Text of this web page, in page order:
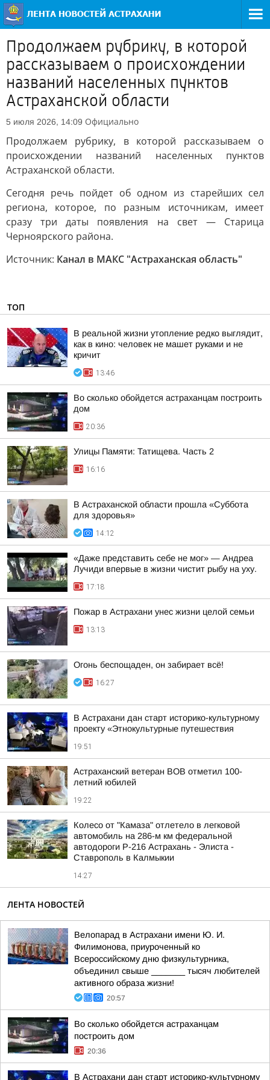
Продолжаем рубрику, в которой
рассказываем о происхождении
названий населенных пунктов
Астраханской области
5 июля 2026, 14:09 Официально
Продолжаем рубрику, в которой рассказываем о
происхождении названий населенных пунктов
Астраханской области.
Сегодня речь пойдет об одном из старейших сел
региона, которое, по разным источникам, имеет
сразу три даты появления на свет — Старица
Черноярского района.
Источник: Канал в МАКС "Астраханская область"
ТОП
В реальной жизни утопление редко выглядит,
как в кино: человек не машет руками и не
кричит
13:46
Во сколько обойдется астраханцам построить
дом
20:36
Улицы Памяти: Татищева. Часть 2
16:16
В Астраханской области прошла «Суббота
для здоровья»
14:12
«Даже представить себе не мог» — Андреа
Лучиди впервые в жизни чистит рыбу на уху.
17:18
Пожар в Астрахани унес жизни целой семьи
13:13
Огонь беспощаден, он забирает всё!
16:27
В Астрахани дан старт историко-культурному
проекту «Этнокультурные путешествия
19:51
Астраханский ветеран ВОВ отметил 100-
летний юбилей
19:22
Колесо от "Камаза" отлетело в легковой
автомобиль на 286-м км федеральной
автодороги Р-216 Астрахань - Элиста -
Ставрополь в Калмыкии
14:27
ЛЕНТА НОВОСТЕЙ
Велопарад в Астрахани имени Ю. И.
Филимонова, приуроченный ко
Всероссийскому дню физкультурника,
объединил свыше _______ тысяч любителей
активного образа жизни!
20:57
Во сколько обойдется астраханцам
построить дом
20:36
В Астрахани дан старт историко-культурному